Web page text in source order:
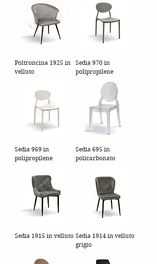
Poltroncina 1925 in
velluto
Sedia 970 in
polipropilene
Sedia 969 in
polipropilene
Sedia 695 in
policarbonato
Sedia 1915 in velluto Sedia 1914 in velluto
grigio